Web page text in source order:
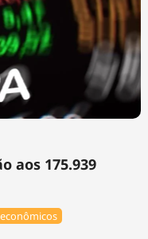
aos 175.939